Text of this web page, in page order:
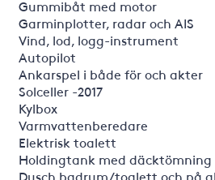
Gummibåt med motor
Garminplotter, radar och AIS
Vind, lod, logg-instrument
Autopilot
Ankarspel i både för och akter
Solceller -2017
Kylbox
Varmvattenberedare
Elektrisk toalett
Holdingtank med däcktömning
Dusch badrum/toalett och på